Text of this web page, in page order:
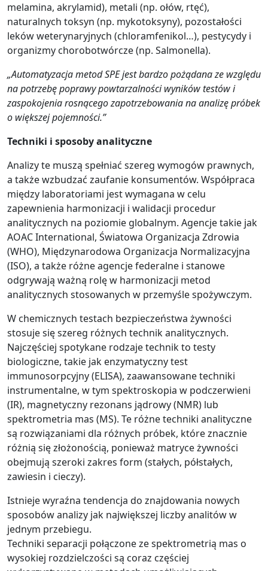
melamina, akrylamid), metali (np. ołów, rtęć),
naturalnych toksyn (np. mykotoksyny), pozostałości
leków weterynaryjnych (chloramfenikol…), pestycydy i
organizmy chorobotwórcze (np. Salmonella).
„Automatyzacja metod SPE jest bardzo pożądana ze względu
na potrzebę poprawy powtarzalności wyników testów i
zaspokojenia rosnącego zapotrzebowania na analizę próbek
o większej pojemności.”
Techniki i sposoby analityczne
Analizy te muszą spełniać szereg wymogów prawnych,
a także wzbudzać zaufanie konsumentów. Współpraca
między laboratoriami jest wymagana w celu
zapewnienia harmonizacji i walidacji procedur
analitycznych na poziomie globalnym. Agencje takie jak
AOAC International, Światowa Organizacja Zdrowia
(WHO), Międzynarodowa Organizacja Normalizacyjna
(ISO), a także różne agencje federalne i stanowe
odgrywają ważną rolę w harmonizacji metod
analitycznych stosowanych w przemyśle spożywczym.
W chemicznych testach bezpieczeństwa żywności
stosuje się szereg różnych technik analitycznych.
Najczęściej spotykane rodzaje technik to testy
biologiczne, takie jak enzymatyczny test
immunosorpcyjny (ELISA), zaawansowane techniki
instrumentalne, w tym spektroskopia w podczerwieni
(IR), magnetyczny rezonans jądrowy (NMR) lub
spektrometria mas (MS). Te różne techniki analityczne
są rozwiązaniami dla różnych próbek, które znacznie
różnią się złożonością, ponieważ matryce żywności
obejmują szeroki zakres form (stałych, półstałych,
zawiesin i cieczy).
Istnieje wyraźna tendencja do znajdowania nowych
sposobów analizy jak największej liczby analitów w
jednym przebiegu.
Techniki separacji połączone ze spektrometrią mas o
wysokiej rozdzielczości są coraz częściej